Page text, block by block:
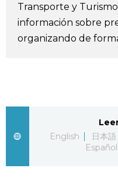
En profundidad
Fragmentos de Japón
Transporte y
información sobre
organizando de
English
日本語
Español